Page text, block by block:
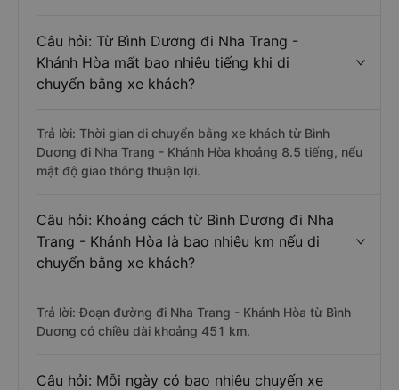
Câu hỏi: Từ Bình Dương đi Nha Trang -
Khánh Hòa mất bao nhiêu tiếng khi di
chuyển bằng xe khách?
Trả lời: Thời gian di chuyển bằng xe khách từ Bình
Dương đi Nha Trang - Khánh Hòa khoảng 8.5 tiếng, nếu
mật độ giao thông thuận lợi.
Câu hỏi: Khoảng cách từ Bình Dương đi Nha
Trang - Khánh Hòa là bao nhiêu km nếu di
chuyển bằng xe khách?
Trả lời: Đoạn đường đi Nha Trang - Khánh Hòa từ Bình
Dương có chiều dài khoảng 451 km.
Câu hỏi: Mỗi ngày có bao nhiêu chuyến xe